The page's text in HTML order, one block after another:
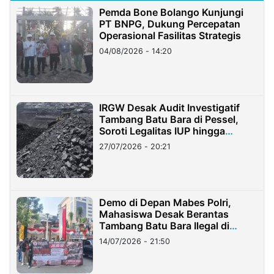
Pemda Bone Bolango Kunjungi
PT BNPG, Dukung Percepatan
Operasional Fasilitas Strategis
04/08/2026 - 14:20
IRGW Desak Audit Investigatif
Tambang Batu Bara di Pessel,
Soroti Legalitas IUP hingga
Stockpile
27/07/2026 - 20:21
Demo di Depan Mabes Polri,
Mahasiswa Desak Berantas
Tambang Batu Bara Ilegal di
Lampung
14/07/2026 - 21:50